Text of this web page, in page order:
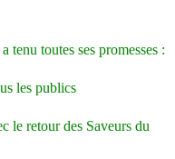
toutes ses promesses :
les publics
le retour des Saveurs du